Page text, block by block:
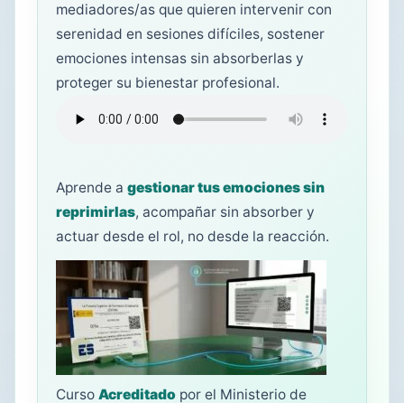
mediadores/as que quieren intervenir con
serenidad en sesiones difíciles, sostener
emociones intensas sin absorberlas y
proteger su bienestar profesional.
Aprende a gestionar tus emociones sin
reprimirlas, acompañar sin absorber y
actuar desde el rol, no desde la reacción.
Curso Acreditado por el Ministerio de